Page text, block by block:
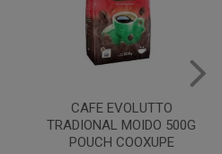
CAFE EVOLUTTO
TRADIONAL MOIDO 500G
POUCH COOXUPE